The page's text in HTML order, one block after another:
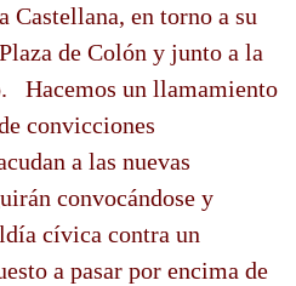
Castellana, en torno a su
de Colón y junto a la
Hacemos un llamamiento
convicciones
a las nuevas
convocándose y
cívica contra un
a pasar por encima de